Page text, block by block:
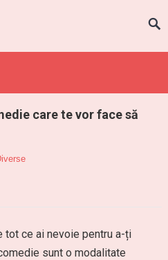
care te vor face să
tot ce ai nevoie pentru a-ți
sunt o modalitate